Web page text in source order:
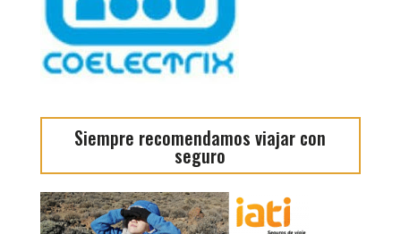
Siempre recomendamos viajar con
seguro